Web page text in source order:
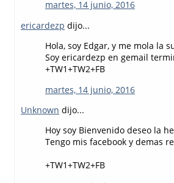
martes, 14 junio, 2016
ericardezp dijo...
Hola, soy Edgar, y me mola la
Soy ericardezp en gemail
+TW1+TW2+FB
martes, 14 junio, 2016
Unknown dijo...
Hoy soy Bienvenido deseo la
Tengo mis facebook y demas
+TW1+TW2+FB